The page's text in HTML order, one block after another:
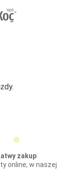
zakup
online, w naszej